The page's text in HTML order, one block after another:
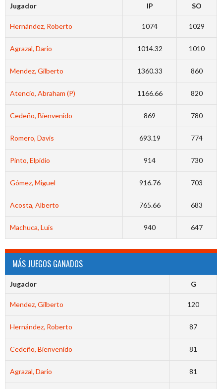
Jugador IP SO
Hernández, Roberto 1074 1029
Agrazal, Dario 1014.32 1010
Mendez, Gilberto 1360.33 860
Atencio, Abraham (P) 1166.66 820
Cedeño, Bienvenido 869 780
Romero, Davis 693.19 774
Pinto, Elpidio 914 730
Gómez, Miguel 916.76 703
Acosta, Alberto 765.66 683
Machuca, Luis 940 647
MÁS JUEGOS GANADOS
Jugador G
Mendez, Gilberto 120
Hernández, Roberto 87
Cedeño, Bienvenido 81
Agrazal, Dario 81